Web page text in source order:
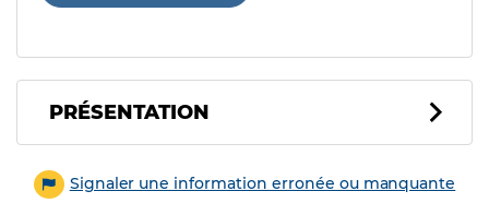
PRÉSENTATION
Signaler une information erronée ou manquante